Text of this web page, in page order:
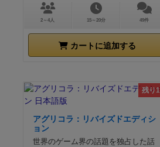
2～4人 15～20分 49件
カートに追加する
残り
アグリコラ：リバイズドエディシ
ョン
世界のゲーム界の話題を独占した話